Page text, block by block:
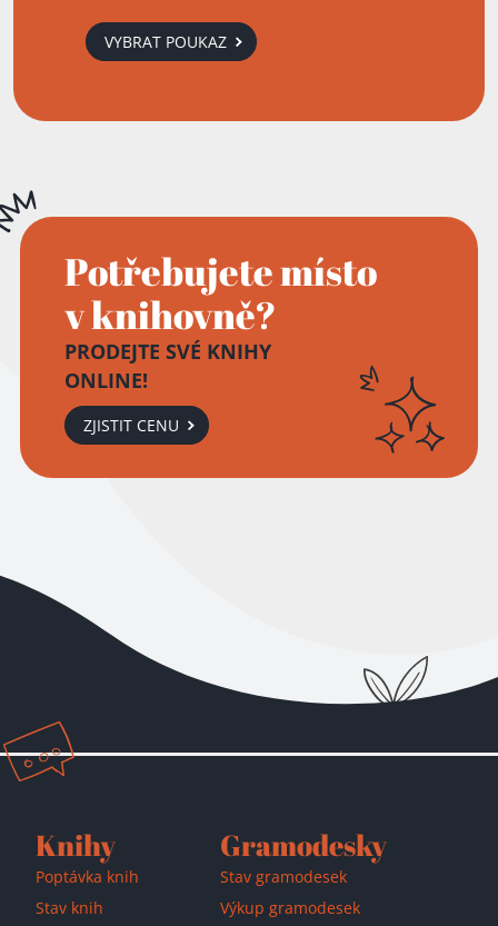
VYBRAT POUKAZ
Potřebujete místo
v knihovně?
PRODEJTE SVÉ KNIHY
ONLINE!
ZJISTIT CENU
Knihy
Poptávka knih
Stav knih
Gramodesky
Stav gramodesek
Výkup gramodesek